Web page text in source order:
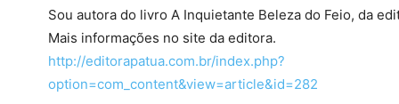
Sou autora do livro A Inquietante Beleza do Feio, da
Mais informações no site da editora.
http://editorapatua.com.br/index.php?
option=com_content&view=article&id=282